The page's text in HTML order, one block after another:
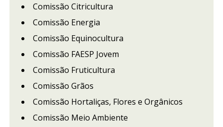
Comissão Citricultura
Comissão Energia
Comissão Equinocultura
Comissão FAESP Jovem
Comissão Fruticultura
Comissão Grãos
Comissão Hortaliças, Flores e Orgânicos
Comissão Meio Ambiente